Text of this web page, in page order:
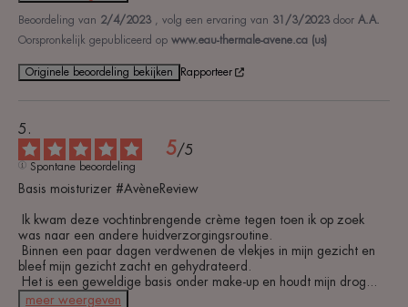
Beoordeling van 2/4/2023 , volg een ervaring van 31/3/2023 door A.A.
Oorspronkelijk gepubliceerd op www.eau-thermale-avene.ca (us)
Originele beoordeling bekijken Rapporteer
5/5
Spontane beoordeling
Basis moisturizer #AvèneReview
was naar een andere huidverzorgingsroutine.
bleef mijn gezicht zacht en gehydrateerd.
Het is een geweldige basis onder make-up en houdt mijn drog
meer weergeven